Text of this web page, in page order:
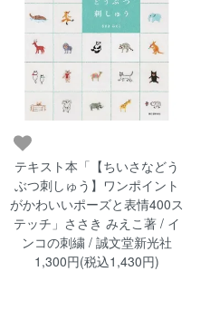
テキスト本「【ちいさなどう
ぶつ刺しゅう】ワンポイント
がかわいいポーズと表情400ス
テッチ」ささき みえこ著 / イ
ンコの刺繍 / 誠文堂新光社
1,300円(税込1,430円)